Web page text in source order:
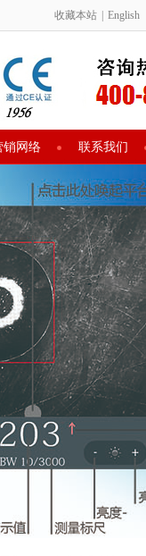
收藏本站 English
销网络 联系我们